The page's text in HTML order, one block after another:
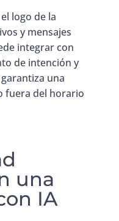
logo de la
y mensajes
integrar con
de intención y
una
fuera del horario
una
IA